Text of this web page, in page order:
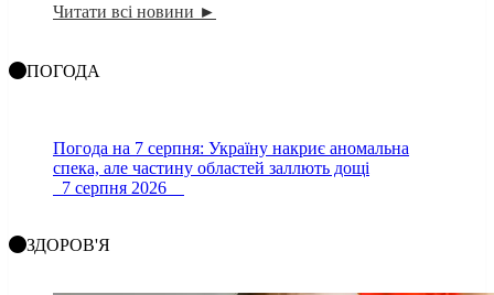
Читати всі новини ►
ПОГОДА
Погода на 7 серпня: Україну накриє аномальна
спека, але частину областей заллють дощі
7 серпня 2026
ЗДОРОВ'Я